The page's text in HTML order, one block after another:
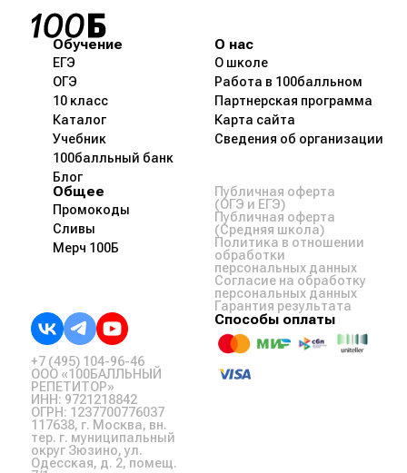
Обучение
ЕГЭ
ОГЭ
10 класс
Каталог
Учебник
100балльный банк
Блог
О нас
О школе
Работа в 100балльном
Партнерская программа
Карта сайта
Сведения об организации
Общее
Промокоды
Сливы
Мерч 100Б
+7 (495) 104-96-46
ООО «100БАЛЛЬНЫЙ
РЕПЕТИТОР»
ИНН: 9721218842
ОГРН: 1237700776037
117638, г. Москва, вн.
тер. г. муниципальный
округ Зюзино, ул.
Одесская, д. 2, помещ.
Публичная оферта
(ОГЭ и ЕГЭ)
Публичная оферта
(Средняя школа)
Политика в отношении
обработки
персональных данных
Согласие на обработку
персональных данных
Гарантия результата
Способы оплаты